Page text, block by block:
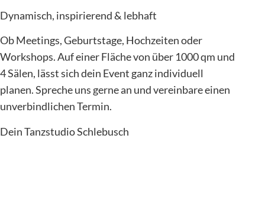
Dynamisch, inspirierend & lebhaft
Ob Meetings, Geburtstage, Hochzeiten oder
Workshops. Auf einer Fläche von über 1000 qm und
4 Sälen, lässt sich dein Event ganz individuell
planen. Spreche uns gerne an und vereinbare einen
unverbindlichen Termin.
Dein Tanzstudio Schlebusch